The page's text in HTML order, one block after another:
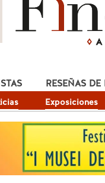
Exposiciones
RESEÑAS